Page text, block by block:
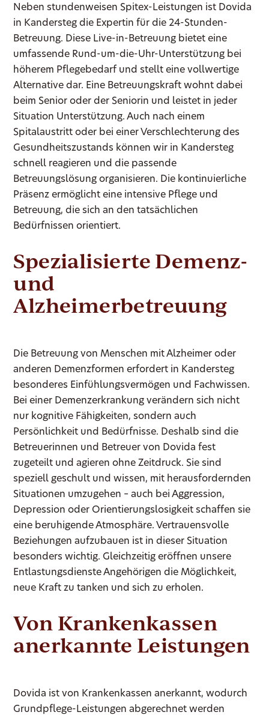
Neben stundenweisen Spitex-Leistungen ist Dovida
in Kandersteg die Expertin für die 24-Stunden-
Betreuung. Diese Live-in-Betreuung bietet eine
umfassende Rund-um-die-Uhr-Unterstützung bei
höherem Pflegebedarf und stellt eine vollwertige
Alternative dar. Eine Betreuungskraft wohnt dabei
beim Senior oder der Seniorin und leistet in jeder
Situation Unterstützung. Auch nach einem
Spitalaustritt oder bei einer Verschlechterung des
Gesundheitszustands können wir in Kandersteg
schnell reagieren und die passende
Betreuungslösung organisieren. Die kontinuierliche
Präsenz ermöglicht eine intensive Pflege und
Betreuung, die sich an den tatsächlichen
Bedürfnissen orientiert.
Spezialisierte Demenz-
und
Alzheimerbetreuung
Die Betreuung von Menschen mit Alzheimer oder
anderen Demenzformen erfordert in Kandersteg
besonderes Einfühlungsvermögen und Fachwissen.
Bei einer Demenzerkrankung verändern sich nicht
nur kognitive Fähigkeiten, sondern auch
Persönlichkeit und Bedürfnisse. Deshalb sind die
Betreuerinnen und Betreuer von Dovida fest
zugeteilt und agieren ohne Zeitdruck. Sie sind
speziell geschult und wissen, mit herausfordernden
Situationen umzugehen – auch bei Aggression,
Depression oder Orientierungslosigkeit schaffen sie
eine beruhigende Atmosphäre. Vertrauensvolle
Beziehungen aufzubauen ist in dieser Situation
besonders wichtig. Gleichzeitig eröffnen unsere
Entlastungsdienste Angehörigen die Möglichkeit,
neue Kraft zu tanken und sich zu erholen.
Von Krankenkassen
anerkannte Leistungen
Dovida ist von Krankenkassen anerkannt, wodurch
Grundpflege-Leistungen abgerechnet werden